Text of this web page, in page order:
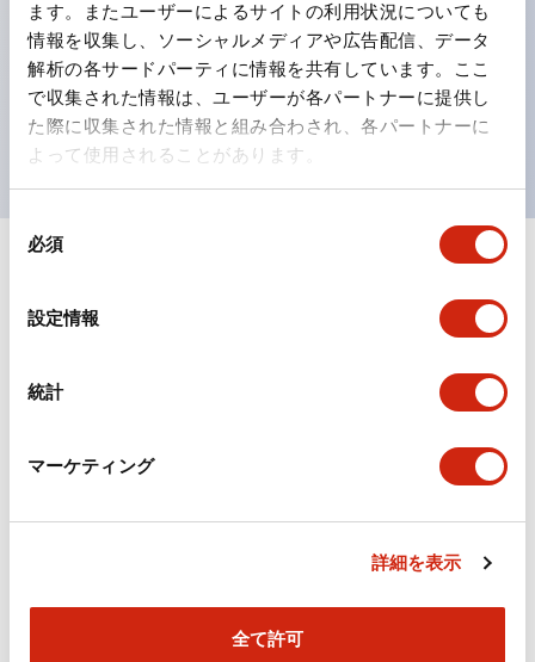
ます。またユーザーによるサイトの利用状況についても
情報を収集し、ソーシャルメディアや広告配信、データ
解析の各サードパーティに情報を共有しています。ここ
で収集された情報は、ユーザーが各パートナーに提供し
た際に収集された情報と組み合わされ、各パートナーに
よって使用されることがあります。
必須
設定情報
統計
マーケティング
詳細を表示
全て許可
ひとつで6色の役をこなすLED球（LSRD球）。これま
で色ごとに分かれていたLED球を、1色のLED球で各色
を表現できるようにしました。
UL、CSA、TÜV、CCC認証品。
形状仕様
電気的仕様(照光部定格)
環境仕様
機能仕様